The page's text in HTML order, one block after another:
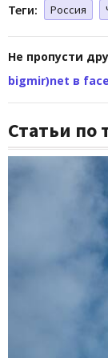
Теги: Россия
Не пропусти
bigmir)net в
Статьи по